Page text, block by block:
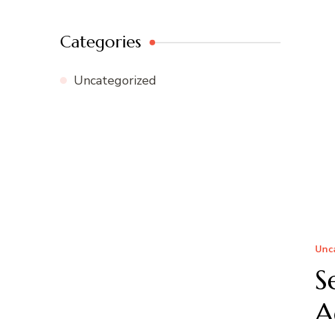
Categories
Uncategorized